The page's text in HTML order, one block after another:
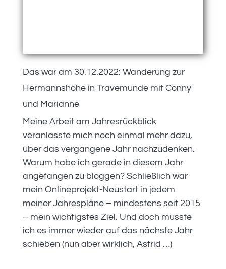
Das war am 30.12.2022: Wanderung zur
Hermannshöhe in Travemünde mit Conny
und Marianne
Meine Arbeit am Jahresrückblick
veranlasste mich noch einmal mehr dazu,
über das vergangene Jahr nachzudenken.
Warum habe ich gerade in diesem Jahr
angefangen zu bloggen? Schließlich war
mein Onlineprojekt-Neustart in jedem
meiner Jahrespläne – mindestens seit 2015
– mein wichtigstes Ziel. Und doch musste
ich es immer wieder auf das nächste Jahr
schieben (nun aber wirklich, Astrid …)